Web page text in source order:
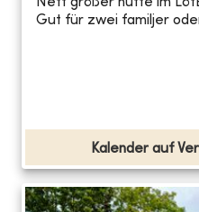
Nett größer hütte im
Gut für zwei familjer
Kalender auf